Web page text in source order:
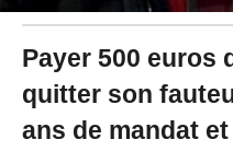
Payer 500 euros
quitter son
ans de mandat